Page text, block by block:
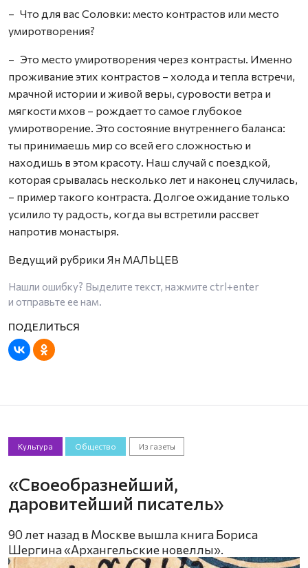
– Что для вас Соловки: место контрастов или место
умиротворения?
– Это место умиротворения через контрасты. Именно
проживание этих контрастов – холода и тепла встречи,
мрачной истории и живой веры, суровости ветра и
мягкости мхов – рождает то самое глубокое
умиротворение. Это состояние внутреннего баланса:
ты принимаешь мир со всей его сложностью и
находишь в этом красоту. Наш случай с поездкой,
которая срывалась несколько лет и наконец случилась,
– пример такого контраста. Долгое ожидание только
усилило ту радость, когда вы встретили рассвет
напротив монастыря.
Ведущий рубрики Ян МАЛЬЦЕВ
Нашли ошибку? Выделите текст, нажмите ctrl+enter
и отправьте ее нам.
Культура Общество Из газеты
«Своеобразнейший,
даровитейший писатель»
90 лет назад в Москве вышла книга Бориса
Шергина «Архангельские новеллы».